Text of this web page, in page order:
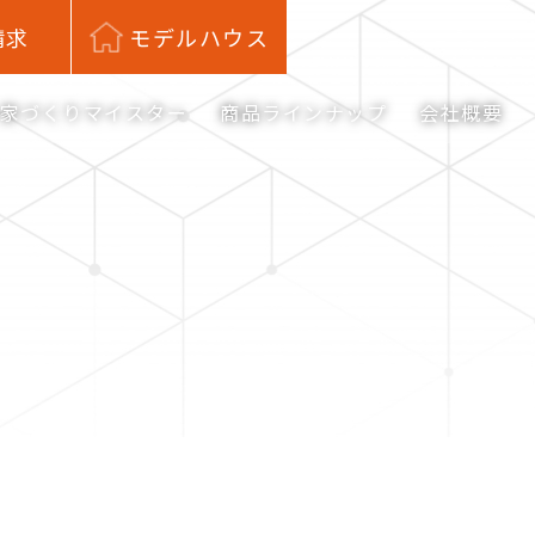
モデルハウス
家づくりマイスター 商品ラインナップ 会社概要